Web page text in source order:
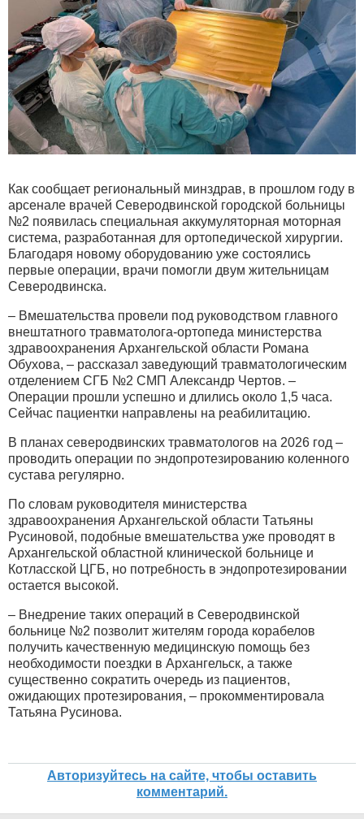
Как сообщает региональный минздрав, в прошлом году в
арсенале врачей Северодвинской городской больницы
№2 появилась специальная аккумуляторная моторная
система, разработанная для ортопедической хирургии.
Благодаря новому оборудованию уже состоялись
первые операции, врачи помогли двум жительницам
Северодвинска.
– Вмешательства провели под руководством главного
внештатного травматолога-ортопеда министерства
здравоохранения Архангельской области Романа
Обухова, – рассказал заведующий травматологическим
отделением СГБ №2 СМП Александр Чертов. –
Операции прошли успешно и длились около 1,5 часа.
Сейчас пациентки направлены на реабилитацию.
В планах северодвинских травматологов на 2026 год –
проводить операции по эндопротезированию коленного
сустава регулярно.
По словам руководителя министерства
здравоохранения Архангельской области Татьяны
Русиновой, подобные вмешательства уже проводят в
Архангельской областной клинической больнице и
Котласской ЦГБ, но потребность в эндопротезировании
остается высокой.
– Внедрение таких операций в Северодвинской
больнице №2 позволит жителям города корабелов
получить качественную медицинскую помощь без
необходимости поездки в Архангельск, а также
существенно сократить очередь из пациентов,
ожидающих протезирования, – прокомментировала
Татьяна Русинова.
Авторизуйтесь на сайте, чтобы оставить
комментарий.